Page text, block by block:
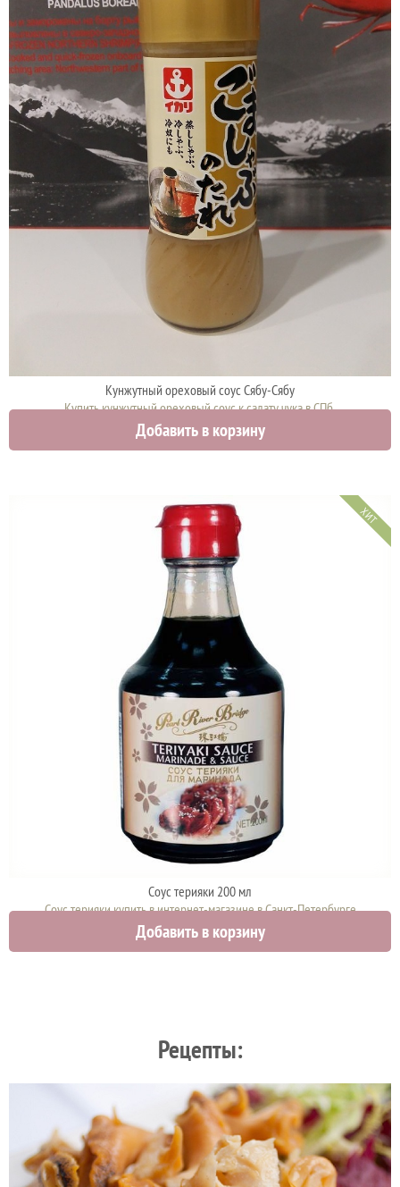
Кунжутный ореховый соус Сябу-Сябу
Купить кунжутный ореховый соус к салату чука в СПб.
600 руб.
Добавить в корзину
ХИТ
Соус терияки 200 мл
Соус терияки купить в интернет-магазине в Санкт-Петербурге
550 руб.
Добавить в корзину
Рецепты: